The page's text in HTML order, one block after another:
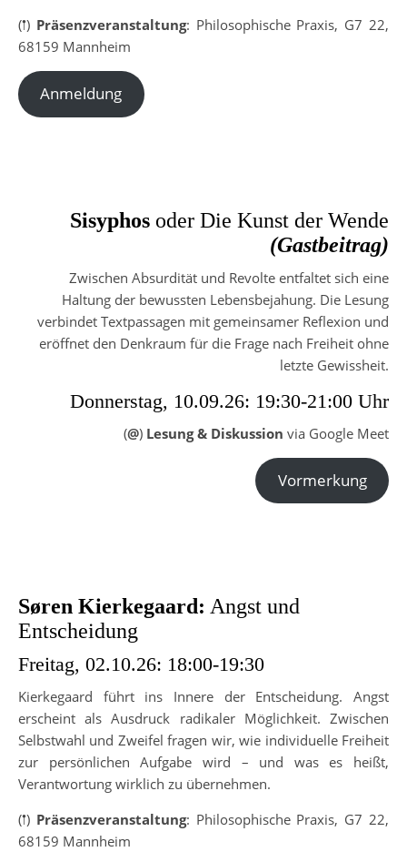
(𖡡) Präsenzveranstaltung: Philosophische Praxis, G7 22,
68159 Mannheim
Anmeldung
Sisyphos oder Die Kunst der Wende
(Gastbeitrag)
Zwischen Absurdität und Revolte entfaltet sich eine
Haltung der bewussten Lebensbejahung. Die Lesung
verbindet Textpassagen mit gemeinsamer Reflexion und
eröffnet den Denkraum für die Frage nach Freiheit ohne
letzte Gewissheit.
Donnerstag, 10.09.26: 19:30-21:00 Uhr
(@) Lesung & Diskussion via Google Meet
Vormerkung
Søren Kierkegaard: Angst und
Entscheidung
Freitag, 02.10.26: 18:00-19:30
Kierkegaard führt ins Innere der Entscheidung. Angst
erscheint als Ausdruck radikaler Möglichkeit. Zwischen
Selbstwahl und Zweifel fragen wir, wie individuelle Freiheit
zur persönlichen Aufgabe wird – und was es heißt,
Verantwortung wirklich zu übernehmen.
(𖡡) Präsenzveranstaltung: Philosophische Praxis, G7 22,
68159 Mannheim